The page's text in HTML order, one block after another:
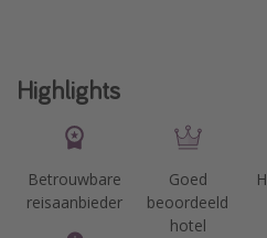
Highlights
Betrouwbare
reisaanbieder
Goed
beoordeeld
hotel